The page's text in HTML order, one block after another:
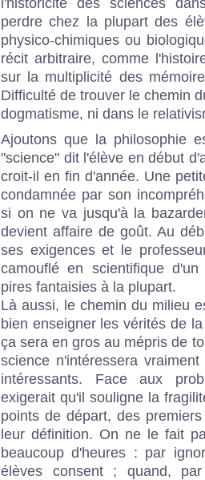
perdre chez la plupart des
physico-chimiques ou
récit arbitraire, comme
sur la multiplicité des
Difficulté de trouver le chemin
dogmatisme, ni dans le
Ajoutons que la philosophie
"science" dit l'élève en début
croit-il en fin d'année. Une
condamnée par son
si on ne va jusqu'à la
devient affaire de goût. Au
ses exigences et le
camouflé en scientifique
pires fantaisies à la plupart.
Là aussi, le chemin du milieu
bien enseigner les vérités de
ça sera en gros au mépris de
science n'intéressera
intéressants. Face aux
exigerait qu'il souligne la
points de départ, des
leur définition. On ne le fait
beaucoup d'heures : par
élèves consent ; quand,